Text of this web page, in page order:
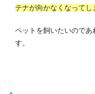
テナが向かなくなってし
ペットを飼いたいので
す。